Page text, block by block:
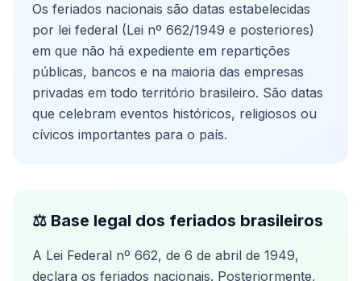
Os feriados nacionais são datas estabelecidas
por lei federal (Lei nº 662/1949 e posteriores)
em que não há expediente em repartições
públicas, bancos e na maioria das empresas
privadas em todo território brasileiro. São datas
que celebram eventos históricos, religiosos ou
cívicos importantes para o país.
⚖️ Base legal dos feriados brasileiros
A Lei Federal nº 662, de 6 de abril de 1949,
declara os feriados nacionais. Posteriormente,